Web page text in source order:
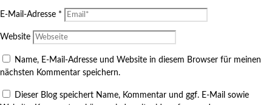
E-Mail-Adresse *
Website
Name, E-Mail-Adresse und Website in diesem Browser für meinen
nächsten Kommentar speichern.
Dieser Blog speichert Name, Kommentar und ggf. E-Mail sowie